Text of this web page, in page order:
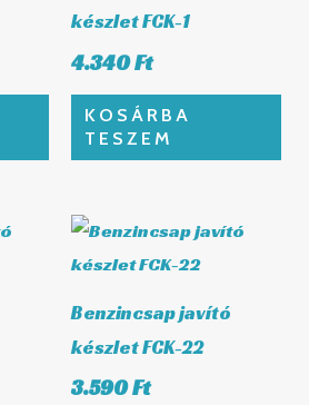
készlet FCK-1
4.340Ft
KOSÁRBA
TESZEM
Benzincsap javító
készlet FCK-22
3.590Ft